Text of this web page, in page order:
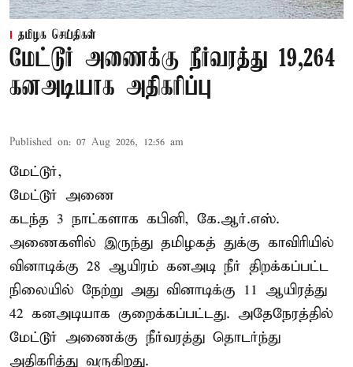
தமிழக செய்திகள்
மேட்டூர் அணைக்கு நீர்வரத்து 19,264
கனஅடியாக அதிகரிப்பு
Published on: 07 Aug 2026, 12:56 am
மேட்டூர்,
மேட்டூர் அணை
கடந்த 3 நாட்களாக கபினி, கே.ஆர்.எஸ்.
அணைகளில் இருந்து தமிழகத் துக்கு காவிரியில்
வினாடிக்கு 28 ஆயிரம் கனஅடி நீர் திறக்கப்பட்ட
நிலையில் நேற்று அது வினாடிக்கு 11 ஆயிரத்து
42 கனஅடியாக குறைக்கப்பட்டது. அதேநேரத்தில்
மேட்டூர் அணைக்கு நீர்வரத்து தொடர்ந்து
அதிகரித்து வருகிறது.